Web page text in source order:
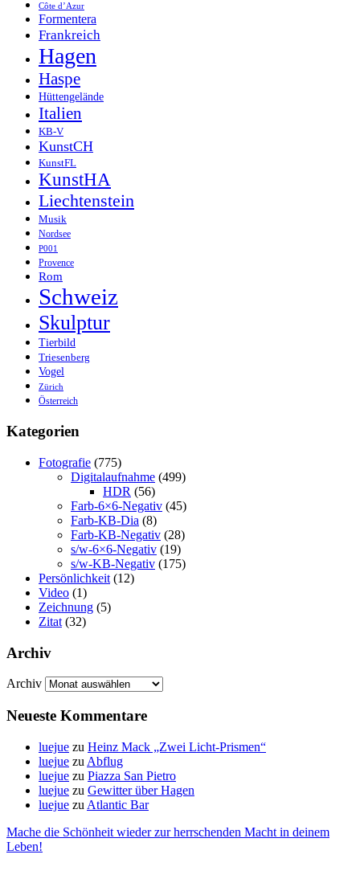
Côte d’Azur
Formentera
Frankreich
Hagen
Haspe
Hüttengelände
Italien
KB-V
KunstCH
KunstFL
KunstHA
Liechtenstein
Musik
Nordsee
P001
Provence
Rom
Schweiz
Skulptur
Tierbild
Triesenberg
Vogel
Zürich
Österreich
Kategorien
Fotografie (775)
Digitalaufnahme (499)
HDR (56)
Farb-6×6-Negativ (45)
Farb-KB-Dia (8)
Farb-KB-Negativ (28)
s/w-6×6-Negativ (19)
s/w-KB-Negativ (175)
Persönlichkeit (12)
Video (1)
Zeichnung (5)
Zitat (32)
Archiv
Archiv
Neueste Kommentare
luejue zu Heinz Mack „Zwei Licht-Prismen“
luejue zu Abflug
luejue zu Piazza San Pietro
luejue zu Gewitter über Hagen
luejue zu Atlantic Bar
Mache die Schönheit wieder zur herrschenden Macht in deinem
Leben!